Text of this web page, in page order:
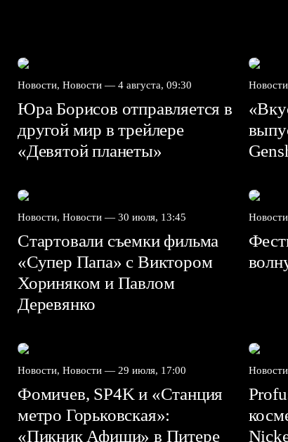
Новости, Новости — 4 августа, 09:30
Юра Борисов отправляется в
другой мир в трейлере
«Девятой планеты»
Новости, Новости — 30 июля, 13:45
Стартовали съемки фильма
«Супер Папа» с Виктором
Хориняком и Павлом
Деревянко
Новости, Новости — 29 июля, 17:00
Фомичев, SP4K и «Станция
метро Горьковская»:
«Пикник Афиши» в Питере